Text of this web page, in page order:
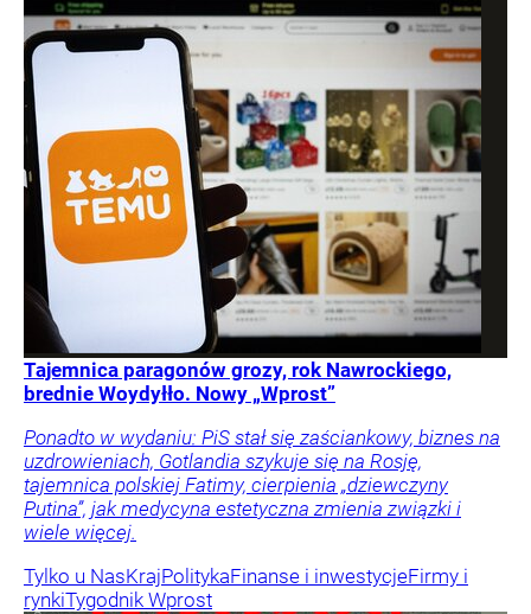
Tajemnica paragonów grozy, rok Nawrockiego,
brednie Woydyłło. Nowy „Wprost”
Ponadto w wydaniu: PiS stał się zaściankowy, biznes na
uzdrowieniach, Gotlandia szykuje się na Rosję,
tajemnica polskiej Fatimy, cierpienia „dziewczyny
Putina”, jak medycyna estetyczna zmienia związki i
wiele więcej.
Tylko u NasKrajPolitykaFinanse i inwestycjeFirmy i
rynkiTygodnik Wprost